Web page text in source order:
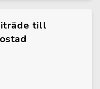
till